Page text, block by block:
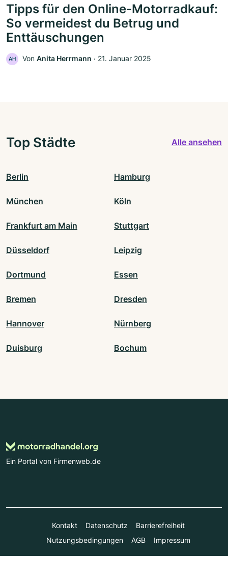
Tipps für den Online-Motorradkauf:
So vermeidest du Betrug und
Enttäuschungen
AH Von Anita Herrmann ‧ 21. Januar 2025
Top Städte Alle ansehen
Berlin Hamburg
München Köln
Frankfurt am Main Stuttgart
Düsseldorf Leipzig
Dortmund Essen
Bremen Dresden
Hannover Nürnberg
Duisburg Bochum
Ein Portal von Firmenweb.de
Kontakt Datenschutz
Barrierefreiheit
Nutzungsbedingungen
AGB Impressum